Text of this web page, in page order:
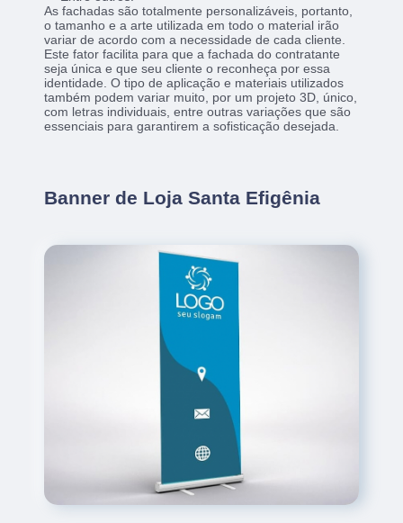
As fachadas são totalmente personalizáveis, portanto,
o tamanho e a arte utilizada em todo o material irão
variar de acordo com a necessidade de cada cliente.
Este fator facilita para que a fachada do contratante
seja única e que seu cliente o reconheça por essa
identidade. O tipo de aplicação e materiais utilizados
também podem variar muito, por um projeto 3D, único,
com letras individuais, entre outras variações que são
essenciais para garantirem a sofisticação desejada.
Banner de Loja Santa Efigênia